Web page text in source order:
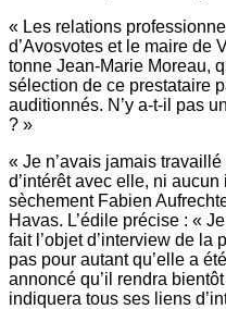
« Les relations
d’Avosvotes et le maire de
tonne Jean-Marie Moreau,
sélection de ce prestataire
auditionnés. N’y a-t-il pas
? »
« Je n’avais jamais
d’intérêt avec elle, ni
sèchement Fabien
Havas. L’édile précise : «
fait l’objet d’interview de la
pas pour autant qu’elle a
annoncé qu’il rendra
indiquera tous ses liens